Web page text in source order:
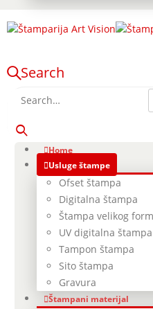
Search
Home
Usluge štampe
Ofset štampa
Digitalna štampa
Štampa velikog
UV digitalna štampa
Tampon štampa
Sito štampa
Gravura
Štampani materijal